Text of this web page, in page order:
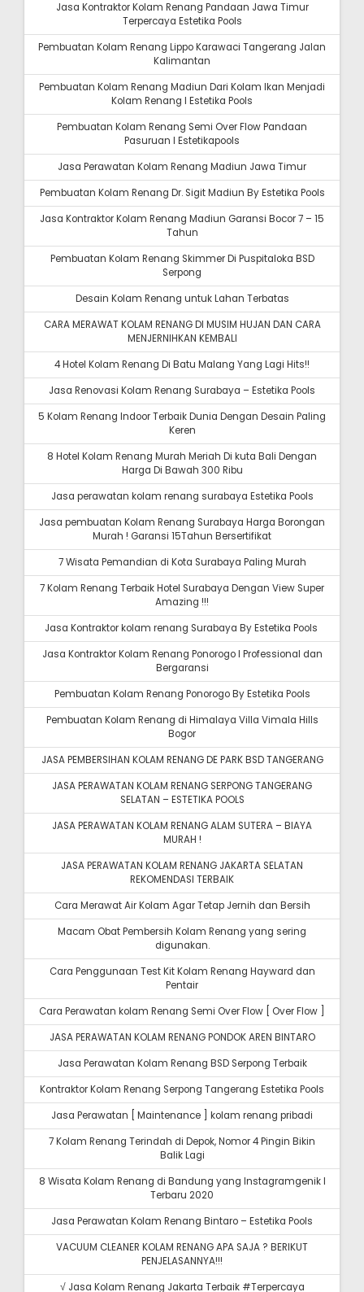
Jasa Kontraktor Kolam Renang Pandaan Jawa Timur
Terpercaya Estetika Pools
Pembuatan Kolam Renang Lippo Karawaci Tangerang Jalan
Kalimantan
Pembuatan Kolam Renang Madiun Dari Kolam Ikan Menjadi
Kolam Renang I Estetika Pools
Pembuatan Kolam Renang Semi Over Flow Pandaan
Pasuruan I Estetikapools
Jasa Perawatan Kolam Renang Madiun Jawa Timur
Pembuatan Kolam Renang Dr. Sigit Madiun By Estetika Pools
Jasa Kontraktor Kolam Renang Madiun Garansi Bocor 7 – 15
Tahun
Pembuatan Kolam Renang Skimmer Di Puspitaloka BSD
Serpong
Desain Kolam Renang untuk Lahan Terbatas
CARA MERAWAT KOLAM RENANG DI MUSIM HUJAN DAN CARA
MENJERNIHKAN KEMBALI
4 Hotel Kolam Renang Di Batu Malang Yang Lagi Hits!!
Jasa Renovasi Kolam Renang Surabaya – Estetika Pools
5 Kolam Renang Indoor Terbaik Dunia Dengan Desain Paling
Keren
8 Hotel Kolam Renang Murah Meriah Di kuta Bali Dengan
Harga Di Bawah 300 Ribu
Jasa perawatan kolam renang surabaya Estetika Pools
Jasa pembuatan Kolam Renang Surabaya Harga Borongan
Murah ! Garansi 15Tahun Bersertifikat
7 Wisata Pemandian di Kota Surabaya Paling Murah
7 Kolam Renang Terbaik Hotel Surabaya Dengan View Super
Amazing !!!
Jasa Kontraktor kolam renang Surabaya By Estetika Pools
Jasa Kontraktor Kolam Renang Ponorogo I Professional dan
Bergaransi
Pembuatan Kolam Renang Ponorogo By Estetika Pools
Pembuatan Kolam Renang di Himalaya Villa Vimala Hills
Bogor
JASA PEMBERSIHAN KOLAM RENANG DE PARK BSD TANGERANG
JASA PERAWATAN KOLAM RENANG SERPONG TANGERANG
SELATAN – ESTETIKA POOLS
JASA PERAWATAN KOLAM RENANG ALAM SUTERA – BIAYA
MURAH !
JASA PERAWATAN KOLAM RENANG JAKARTA SELATAN
REKOMENDASI TERBAIK
Cara Merawat Air Kolam Agar Tetap Jernih dan Bersih
Macam Obat Pembersih Kolam Renang yang sering
digunakan.
Cara Penggunaan Test Kit Kolam Renang Hayward dan
Pentair
Cara Perawatan kolam Renang Semi Over Flow [ Over Flow ]
JASA PERAWATAN KOLAM RENANG PONDOK AREN BINTARO
Jasa Perawatan Kolam Renang BSD Serpong Terbaik
Kontraktor Kolam Renang Serpong Tangerang Estetika Pools
Jasa Perawatan [ Maintenance ] kolam renang pribadi
7 Kolam Renang Terindah di Depok, Nomor 4 Pingin Bikin
Balik Lagi
8 Wisata Kolam Renang di Bandung yang Instagramgenik I
Terbaru 2020
Jasa Perawatan Kolam Renang Bintaro – Estetika Pools
VACUUM CLEANER KOLAM RENANG APA SAJA ? BERIKUT
PENJELASANNYA!!!
√ Jasa Kolam Renang Jakarta Terbaik #Terpercaya